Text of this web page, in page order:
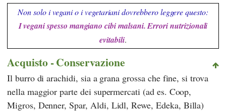
Non solo i vegani o i vegetariani dovrebbero leggere questo:
I vegani spesso mangiano cibi malsani. Errori nutrizionali
evitabili.
Acquisto - Conservazione
Il burro di arachidi, sia a grana grossa che fine, si trova
nella maggior parte dei supermercati (ad es. Coop,
Migros, Denner,Spar, Aldi, Lidl,Rewe, Edeka, Billa)